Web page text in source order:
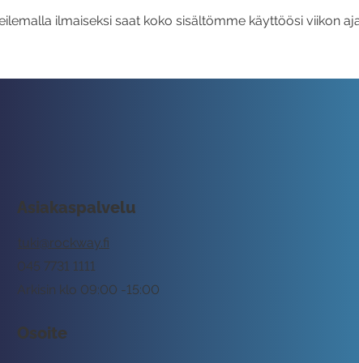
ilmaiseksi saat koko sisältömme käyttöösi viikon
Asiakaspalvelu
tuki@rockway.fi
Arkisin klo 09:00 -15:00
045 7731 1111
Osoite